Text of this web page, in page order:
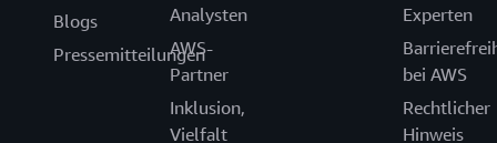
Blogs
Pressemitteilungen
Analysten
AWS-
Partner
Inklusion,
Vielfalt
Experten
bei AWS
Rechtlicher
Hinweis